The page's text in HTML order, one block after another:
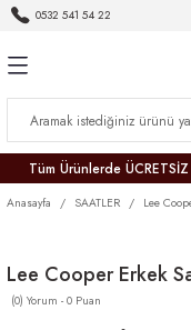
0532 541 54 22
Tüm Ürünlerde
Anasayfa SAATLER Lee
Lee Cooper Erkek
(0) Yorum - 0 Puan